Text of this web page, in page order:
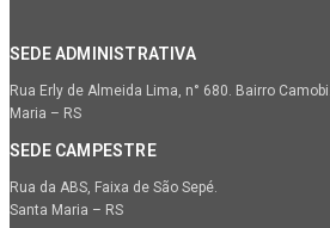
SEDE ADMINISTRATIVA
Rua Erly de Almeida Lima, n° 680. Bairro
Maria – RS
SEDE CAMPESTRE
Rua da ABS, Faixa de São Sepé.
Santa Maria – RS